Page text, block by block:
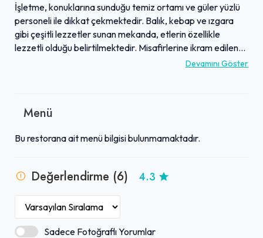
İşletme, konuklarına sunduğu temiz ortamı ve güler yüzlü
personeli ile dikkat çekmektedir. Balık, kebap ve ızgara
gibi çeşitli lezzetler sunan mekanda, etlerin özellikle
lezzetli olduğu belirtilmektedir. Misafirlerine ikram edilen
mezeler ve çorbalar, deneyimi zenginleştiren detaylar
politikasıyla da öne çıkan işletme, birçok ziyaretçinin
için tavsiye edilen bir durak olarak görülmektedir.
Devamını Göster
Menü
Bu restorana ait menü bilgisi bulunmamaktadır.
Değerlendirme (6) 4.3
Sadece Fotoğraflı Yorumlar